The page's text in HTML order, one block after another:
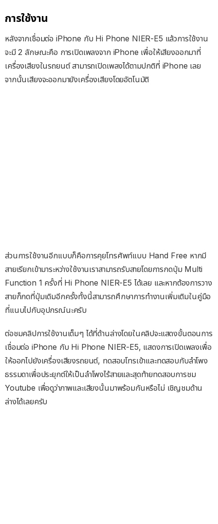
การใช้งาน
หลังจากเชื่อมต่อ iPhone กับ Hi Phone NIER-E5 แล้วการใช้งาน
จะมี 2 ลักษณะคือ การเปิดเพลงจาก iPhone เพื่อให้เสียงออกมาที่
เครื่องเสียงในรถยนต์ สามารถเปิดเพลงได้ตามปกติที่ iPhone เลย
จากนั้นเสียงจะออกมายังเครื่องเสียงโดยอัตโนมัติ
ส่วนการใช้งานอีกแบบก็คือการคุยโทรศัพท์แบบ Hand Free หากมี
สายเรียกเข้ามาระหว่างใช้งานเราสามารถรับสายโดยการกดปุ่ม Multi
Function 1 ครั้งที่ Hi Phone NIER-E5 ได้เลย และหากต้องการวาง
สายก็กดที่ปุ่มเดิมอีกครั้งทั้งนี้สามารถศึกษาการทำงานเพิ่มเติมในคู่มือ
ที่แนบไปกับอุปกรณ์นะครับ
ต่อชมคลิปการใช้งานเต็มๆ ได้ที่ด้านล่างโดยในคลิปจะแสดงขั้นตอนการ
เชื่อมต่อ iPhone กับ Hi Phone NIER-E5, แสดงการเปิดเพลงเพื่อ
ให้ออกไปยังเครื่องเสียงรถยนต์, ทดสอบโทรเข้าและทดสอบกับลำโพง
ธรรมดาเพื่อประยุกต์ให้เป็นลำโพงไร้สายและสุดท้ายทดสอบการชม
Youtube เพื่อดูว่าภาพและเสียงนั้นมาพร้อมกันหรือไม่ เชิญชมด้าน
ล่างได้เลยครับ